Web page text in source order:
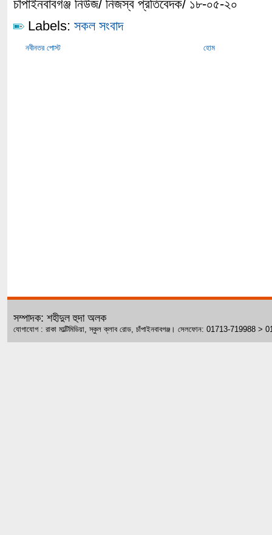
চাঁপাইনবাবগঞ্জ নিউজ/ নিজস্ব প্রতিবেদক/ ১৮-০৫-২০
Labels: সকল সংবাদ
নবীনতর পোস্ট হোম
সম্পাদক: শহীদুল হুদা অলক
যোগাযোগ : রাকা মাল্টিমিডিয়া, স্কুল ক্লাব রোড, চাঁপাইনবাবগঞ্জ। সেলফোন: 01713-